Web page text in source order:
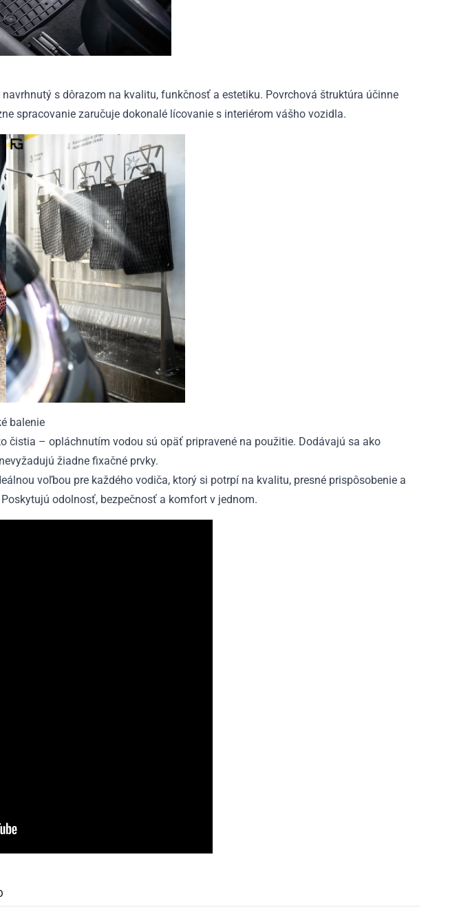
s dôrazom na kvalitu, funkčnosť a estetiku. Povrchová štruktúra účinne
spracovanie zaručuje dokonalé lícovanie s interiérom vášho vozidla.
balenie
čistia – opláchnutím vodou sú opäť pripravené na použitie. Dodávajú sa ako
žiadne fixačné prvky.
voľbou pre každého vodiča, ktorý si potrpí na kvalitu, presné prispôsobenie a
odolnosť, bezpečnosť a komfort v jednom.